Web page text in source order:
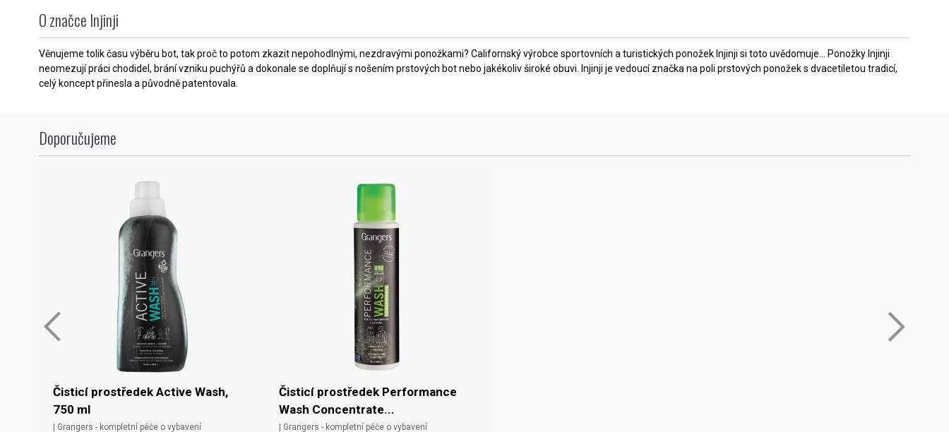
O značce Injinji
Věnujeme tolik času výběru bot, tak proč to potom zkazit nepohodlnými, nezdravými ponožkami? Californský výrobce sportovních a turistických ponožek Injinji si toto uvědomuje... Ponožky Injinji
neomezují práci chodidel, brání vzniku puchýřů a dokonale se doplňují s nošením prstových bot nebo jakékoliv široké obuvi. Injinji je vedoucí značka na poli prstových ponožek s dvacetiletou tradicí,
celý koncept přinesla a původně patentovala.
Doporučujeme
Čisticí prostředek Active Wash,
750 ml
| Grangers - kompletní péče o vybavení
Čisticí prostředek Performance
Wash Concentrate...
| Grangers - kompletní péče o vybavení